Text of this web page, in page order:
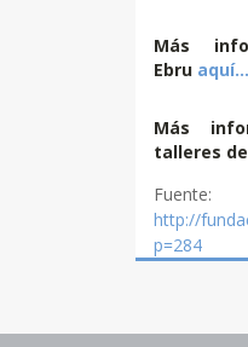
Más
Ebru aquí…
Más
talleres
Fuente:
http://
p=284